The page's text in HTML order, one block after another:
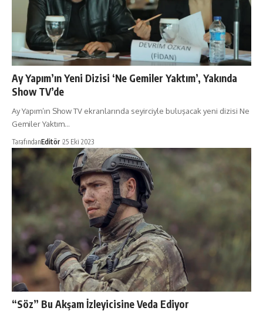
Ay Yapım’ın Yeni Dizisi ‘Ne Gemiler Yaktım’, Yakında
Show TV’de
Ay Yapım’ın Show TV ekranlarında seyirciyle buluşacak yeni dizisi Ne
Gemiler Yaktım…
TarafındanEditör 25 Eki 2023
“Söz” Bu Akşam İzleyicisine Veda Ediyor